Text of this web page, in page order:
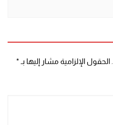
الحقول الإلزامية مشار إليها بـ *